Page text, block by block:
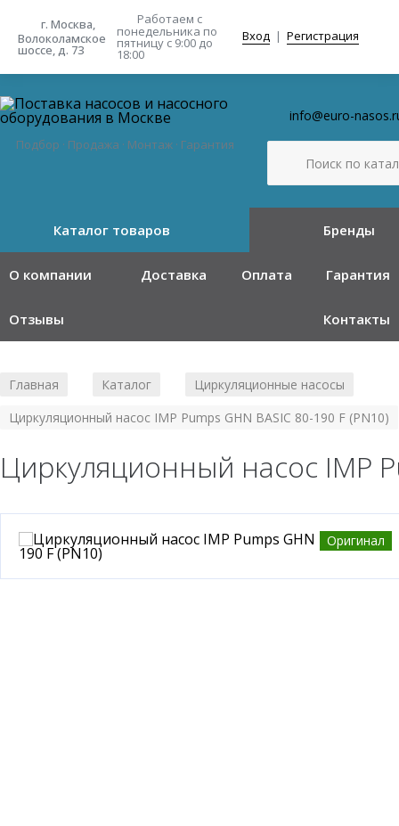
г. Москва,
Волоколамское
шоссе, д. 73
Работаем с
понедельника по
пятницу с 9:00 до
18:00
Вход | Регистрация
Подбор · Продажа · Монтаж · Гарантия
info@euro-
Каталог товаров Бренды
О компании Доставка Оплата Гарантия
Отзывы Контакты
Главная Каталог Циркуляционные насосы
Циркуляционный насос IMP Pumps GHN BASIC 80-190 F (PN10)
Циркуляционный насос IMP
Оригинал